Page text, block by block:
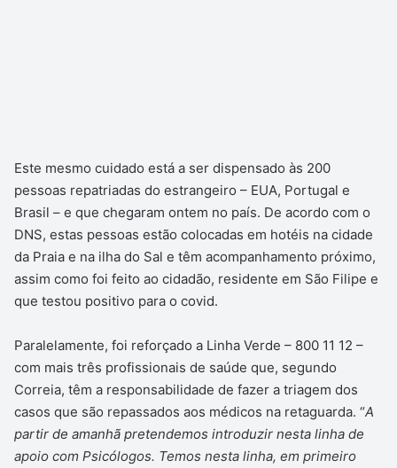
Este mesmo cuidado está a ser dispensado às 200
pessoas repatriadas do estrangeiro – EUA, Portugal e
Brasil – e que chegaram ontem no país. De acordo com o
DNS, estas pessoas estão colocadas em hotéis na cidade
da Praia e na ilha do Sal e têm acompanhamento próximo,
assim como foi feito ao cidadão, residente em São Filipe e
que testou positivo para o covid.
Paralelamente, foi reforçado a Linha Verde – 800 11 12 –
com mais três profissionais de saúde que, segundo
Correia, têm a responsabilidade de fazer a triagem dos
casos que são repassados aos médicos na retaguarda. “A
partir de amanhã pretendemos introduzir nesta linha de
apoio com Psicólogos. Temos nesta linha, em primeiro